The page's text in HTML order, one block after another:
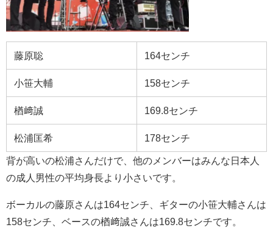
藤原聡 164センチ
小笹大輔 158センチ
楢﨑誠 169.8センチ
松浦匡希 178センチ
背が高いの松浦さんだけで、他のメンバーはみんな日本人
の成人男性の平均身長より小さいです。
ボーカルの藤原さんは164センチ、ギターの小笹大輔さんは
158センチ、ベースの楢﨑誠さんは169.8センチです。